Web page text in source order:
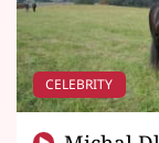
CELEBRITY